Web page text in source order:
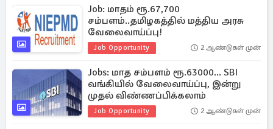
Job: மாதம் ரூ.67,700
சம்பளம்..தமிழகத்தில் மத்திய அரசு
வேலைவாய்ப்பு!
Job Opportunity 2 ஆண்டுகள் முன்
Jobs: மாத சம்பளம் ரூ.63000... SBI
வங்கியில் வேலைவாய்ப்பு, இன்று
முதல் விண்ணப்பிக்கலாம்
Job Opportunity 2 ஆண்டுகள் முன்